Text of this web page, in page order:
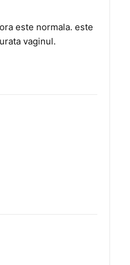
este normala. este
vaginul.